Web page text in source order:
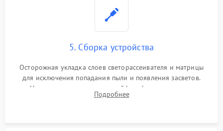
5. Сборка устройства
Осторожная укладка слоев светорассеивателя и матрицы
для исключения попадания пыли и появления засветов.
Надежное подключение шлейфов, фиксация плат и
аккуратное защелкивание пластикового корпуса монитора.
Подробнее